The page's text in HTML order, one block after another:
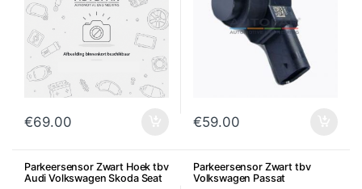
€69.00 €59.00
Parkeersensor Zwart Hoek tbv
Audi Volkswagen Skoda Seat
Parkeersensor Zwart tbv
Volkswagen Passat